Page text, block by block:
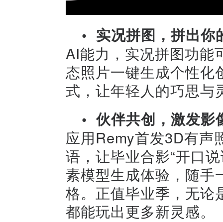
• 实况拼图，拼出你
AI能力，实况拼图功能
态照片一键生成个性化
式，让年轻人的巧思与
•伙伴共创，激发影
应用Remy首发3D有声
语，让毕业合影“开口
素模型生成体验，随手
格。正值毕业季，无论
都能玩出更多新灵感。